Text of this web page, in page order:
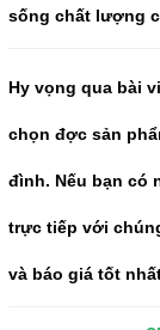
sống chất lượng
Hy vọng qua bài
chọn đợc sản
đình. Nếu bạn có
trực tiếp với
và báo giá tốt